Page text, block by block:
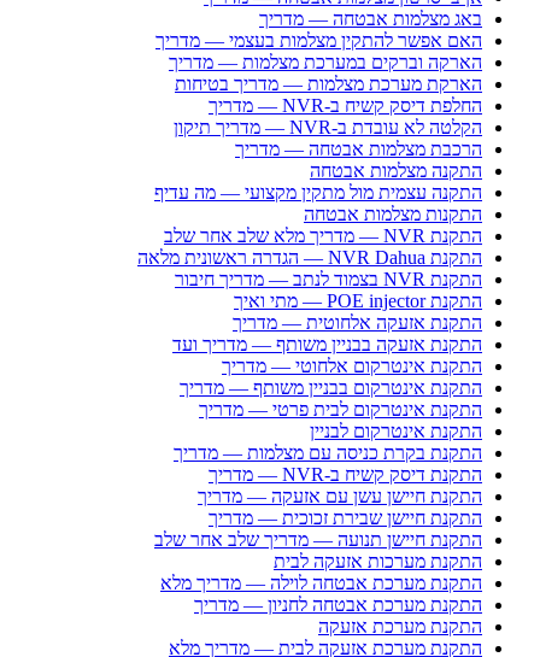
באג מצלמות אבטחה — מדריך
האם אפשר להתקין מצלמות בעצמי — מדריך
הארקה וברקים במערכת מצלמות — מדריך
הארקת מערכת מצלמות — מדריך בטיחות
החלפת דיסק קשיח ב-NVR — מדריך
הקלטה לא עובדת ב-NVR — מדריך תיקון
הרכבת מצלמות אבטחה — מדריך
התקנה מצלמות אבטחה
התקנה עצמית מול מתקין מקצועי — מה עדיף
התקנות מצלמות אבטחה
התקנת NVR — מדריך מלא שלב אחר שלב
התקנת NVR Dahua — הגדרה ראשונית מלאה
התקנת NVR בצמוד לנתב — מדריך חיבור
התקנת POE injector — מתי ואיך
התקנת אזעקה אלחוטית — מדריך
התקנת אזעקה בבניין משותף — מדריך ועד
התקנת אינטרקום אלחוטי — מדריך
התקנת אינטרקום בבניין משותף — מדריך
התקנת אינטרקום לבית פרטי — מדריך
התקנת אינטרקום לבניין
התקנת בקרת כניסה עם מצלמות — מדריך
התקנת דיסק קשיח ב-NVR — מדריך
התקנת חיישן עשן עם אזעקה — מדריך
התקנת חיישן שבירת זכוכית — מדריך
התקנת חיישן תנועה — מדריך שלב אחר שלב
התקנת מערכות אזעקה לבית
התקנת מערכת אבטחה לוילה — מדריך מלא
התקנת מערכת אבטחה לחניון — מדריך
התקנת מערכת אזעקה
התקנת מערכת אזעקה לבית — מדריך מלא